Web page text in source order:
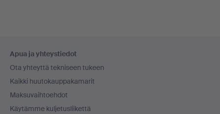
Apua ja yhteystiedot
Ota yhteyttä tekniseen tukeen
Kaikki huutokauppakamarit
Maksuvaihtoehdot
Käytämme kuljetusliikettä